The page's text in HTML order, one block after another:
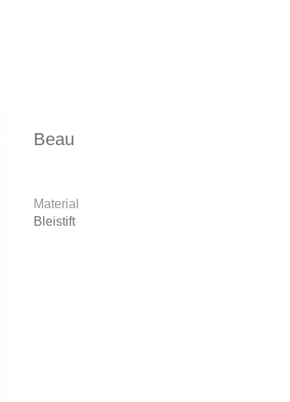
Beau
Material
Bleistift